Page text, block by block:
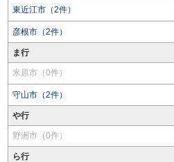
東近江市（2件）
彦根市（2件）
ま行
米原市（0件）
守山市（2件）
や行
野洲市（0件）
ら行